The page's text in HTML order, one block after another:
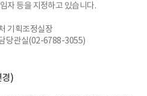
자 등을 지정하고 있습니다.
기획조정실장
당관실(02-6788-3055)
)